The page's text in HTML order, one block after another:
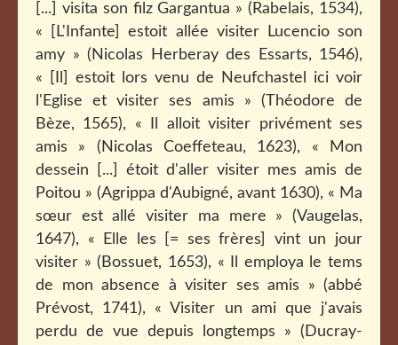
[...] visita son filz Gargantua » (Rabelais, 1534),
« [L'Infante] estoit allée visiter Lucencio son
amy » (Nicolas Herberay des Essarts, 1546),
« [Il] estoit lors venu de Neufchastel ici voir
l'Eglise et visiter ses amis » (Théodore de
Bèze, 1565), « Il alloit visiter privément ses
amis » (Nicolas Coeffeteau, 1623), « Mon
dessein [...] étoit d'aller visiter mes amis de
Poitou » (Agrippa d'Aubigné, avant 1630), « Ma
sœur est allé visiter ma mere » (Vaugelas,
1647), « Elle les [= ses frères] vint un jour
visiter » (Bossuet, 1653), « Il employa le tems
de mon absence à visiter ses amis » (abbé
Prévost, 1741), « Visiter un ami que j'avais
perdu de vue depuis longtemps » (Ducray-